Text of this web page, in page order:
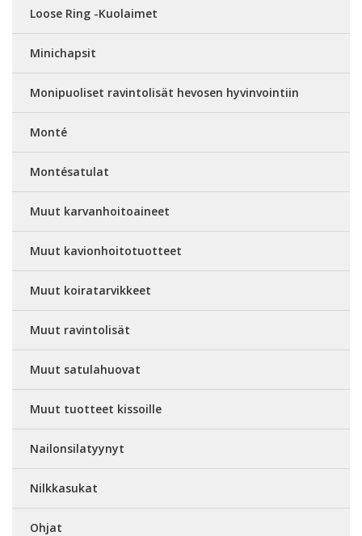
Loose Ring -Kuolaimet
Minichapsit
Monipuoliset ravintolisät hevosen hyvinvointiin
Monté
Montésatulat
Muut karvanhoitoaineet
Muut kavionhoitotuotteet
Muut koiratarvikkeet
Muut ravintolisät
Muut satulahuovat
Muut tuotteet kissoille
Nailonsilatyynyt
Nilkkasukat
Ohjat